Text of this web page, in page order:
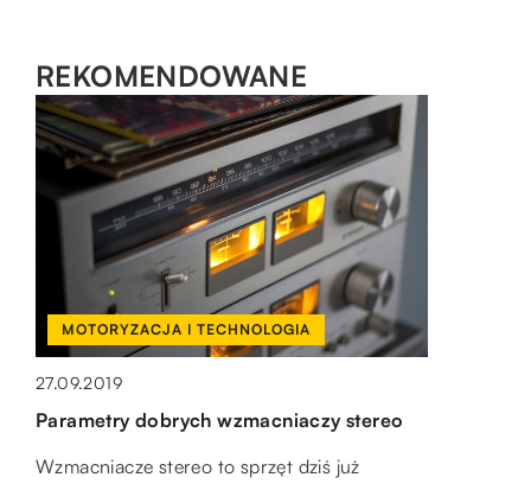
REKOMENDOWANE
ZDROWIE
18.04.2020
Jak botoks może przyczynić się do
zmniejszenia potliwości w organizmie?
MOTORYZACJA I TECHNOLOGIA
27.09.2019
Parametry dobrych wzmacniaczy stereo
Wzmacniacze stereo to sprzęt dziś już
HOBBY I RELAKS/WYPOCZYNEK
05.09.2021
Kurs na patent sternika motorowodnego
– jak się do niego przygotować?